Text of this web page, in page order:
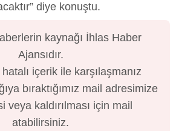
diye konuştu.
kaynağı İhlas Haber
Ajansıdır.
içerik ile karşılaşmanız
bıraktığımız mail adresimize
veya kaldırılması için mail
atabilirsiniz.